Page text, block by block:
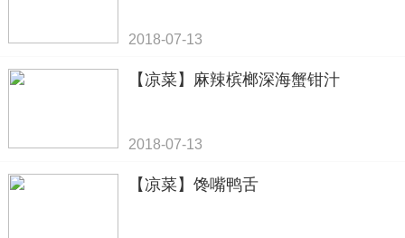
2018-07-13
【凉菜】麻辣槟榔深海蟹钳汁
2018-07-13
【凉菜】馋嘴鸭舌